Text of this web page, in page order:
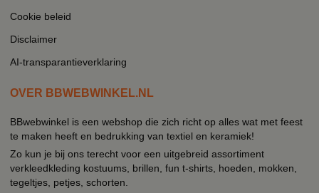
Cookie beleid
Disclaimer
AI-transparantieverklaring
OVER BBWEBWINKEL.NL
BBwebwinkel is een webshop die zich richt op alles wat met feest
te maken heeft en bedrukking van textiel en keramiek!
Zo kun je bij ons terecht voor een uitgebreid assortiment
verkleedkleding kostuums, brillen, fun t-shirts, hoeden, mokken,
tegeltjes, petjes, schorten.